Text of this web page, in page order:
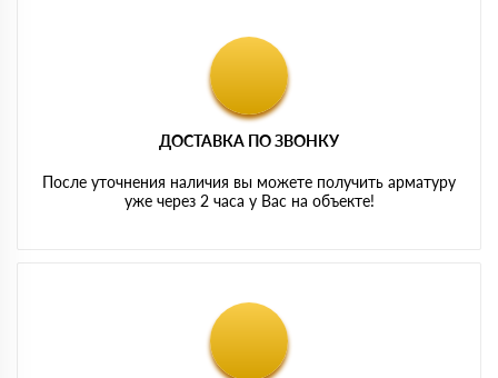
ДОСТАВКА ПО ЗВОНКУ
После уточнения наличия вы можете получить арматуру
уже через 2 часа у Вас на объекте!